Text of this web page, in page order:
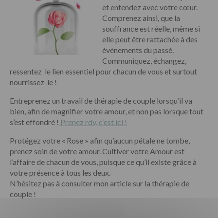
et entendez avec votre cœur.
Comprenez ainsi, que la
souffrance est réelle, même si
elle peut être rattachée à des
évènements du passé.
Communiquez, échangez,
ressentez le lien essentiel pour chacun de vous et surtout
nourrissez-le !
Entreprenez un travail de thérapie de couple lorsqu’il va
bien, afin de magnifier votre amour, et non pas lorsque tout
s’est effondré ! Prenez rdv, c’est ici !
Protégez votre « Rose » afin qu’aucun pétale ne tombe,
prenez soin de votre amour. Cultiver votre Amour est
l’affaire de chacun de vous, puisque ce qu’il existe grâce à
votre présence à tous les deux.
N’hésitez pas à consulter mon article sur la thérapie de
couple !